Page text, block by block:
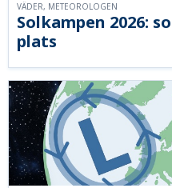
Solkampen 2026:
plats
VÄDER, METEOROLOGEN